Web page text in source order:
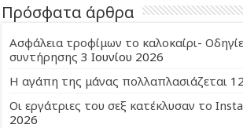
Πρόσφατα άρθρα
Ασφάλεια τροφίμων το καλοκαίρι-
συντήρησης 3 Ιουνίου 2026
Η αγάπη της μάνας πολλαπλασιάζεται
Οι εργάτριες του σεξ κατέκλυσαν το
2026